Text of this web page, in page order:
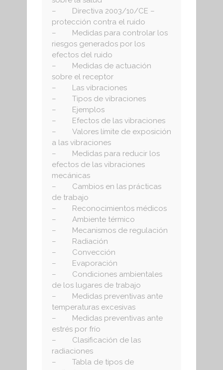
– Directiva 2003/10/CE –
protección contra el ruido
– Medidas para controlar los
riesgos generados por los
efectos del ruido
– Medidas de actuación
sobre el receptor
– Las vibraciones
– Tipos de vibraciones
– Ejemplos
– Efectos de las vibraciones
– Valores límite de exposición
a las vibraciones
– Medidas para reducir los
efectos de las vibraciones
mecánicas
– Cambios en las prácticas
de trabajo
– Reconocimientos médicos
– Ambiente térmico
– Mecanismos de regulación
– Radiación
– Convección
– Evaporación
– Condiciones ambientales
de los lugares de trabajo
– Medidas preventivas ante
temperaturas excesivas
– Medidas preventivas ante
estrés por frío
– Clasificación de las
radiaciones
– Tabla de tipos de